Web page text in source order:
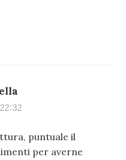
puntuale il
per averne